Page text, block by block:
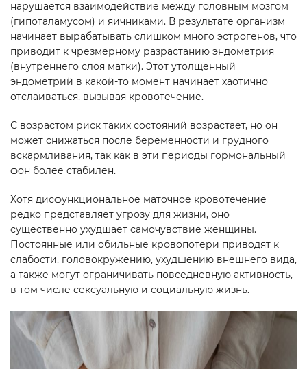
нарушается взаимодействие между головным мозгом
(гипоталамусом) и яичниками. В результате организм
начинает вырабатывать слишком много эстрогенов, что
приводит к чрезмерному разрастанию эндометрия
(внутреннего слоя матки). Этот утолщенный
эндометрий в какой-то момент начинает хаотично
отслаиваться, вызывая кровотечение.
С возрастом риск таких состояний возрастает, но он
может снижаться после беременности и грудного
вскармливания, так как в эти периоды гормональный
фон более стабилен.
Хотя дисфункциональное маточное кровотечение
редко представляет угрозу для жизни, оно
существенно ухудшает самочувствие женщины.
Постоянные или обильные кровопотери приводят к
слабости, головокружению, ухудшению внешнего вида,
а также могут ограничивать повседневную активность,
в том числе сексуальную и социальную жизнь.